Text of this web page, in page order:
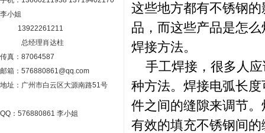
这些地方都有不锈钢
品，而这些产品是怎
焊接方法。
手工焊接，很多人应
种方法。焊接电弧长
件之间的缝隙来调节
有效的填充不锈钢间的
李小姐
13922261211
总经理肖达柱
传真：87064587
邮箱：576880861@qq.com
地址：广州市白云区大源南路51号
QQ：576880861 李小姐